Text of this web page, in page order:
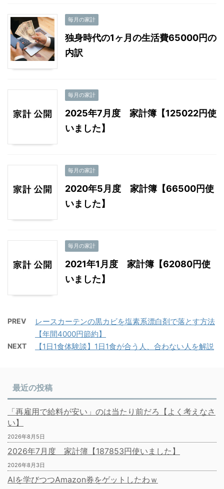
毎月の家計
独身時代の1ヶ月の生活費65000円の
内訳
毎月の家計
2025年7月度 家計簿【125022円使
いました】
毎月の家計
2020年5月度 家計簿【66500円使
いました】
毎月の家計
2021年1月度 家計簿【62080円使
いました】
PREV
レースカーテンの黒カビを塩素系漂白剤で落とす方法
【年間4000円節約】
NEXT 【1日1食体験談】1日1食が合う人、合わない人を解説
最近の投稿
「再雇用で給料が安い」のは当たり前だろ【よく考えなさ
い】
2026年8月5日
2026年7月度 家計簿【187853円使いました】
2026年8月3日
AIを学びつつAmazon券をゲットしたわｗ